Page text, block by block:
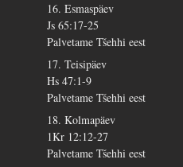
16. Esmaspäev
Js 65:17-25
Palvetame Tšehhi eest
17. Teisipäev
Hs 47:1-9
Palvetame Tšehhi eest
18. Kolmapäev
1Kr 12:12-27
Palvetame Tšehhi eest